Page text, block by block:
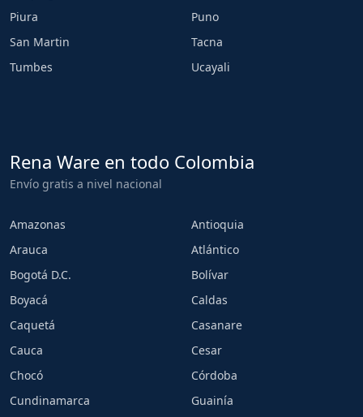
Piura
Puno
San Martin
Tacna
Tumbes
Ucayali
Rena Ware en todo Colombia
Envío gratis a nivel nacional
Amazonas
Antioquia
Arauca
Atlántico
Bogotá D.C.
Bolívar
Boyacá
Caldas
Caquetá
Casanare
Cauca
Cesar
Chocó
Córdoba
Cundinamarca
Guainía